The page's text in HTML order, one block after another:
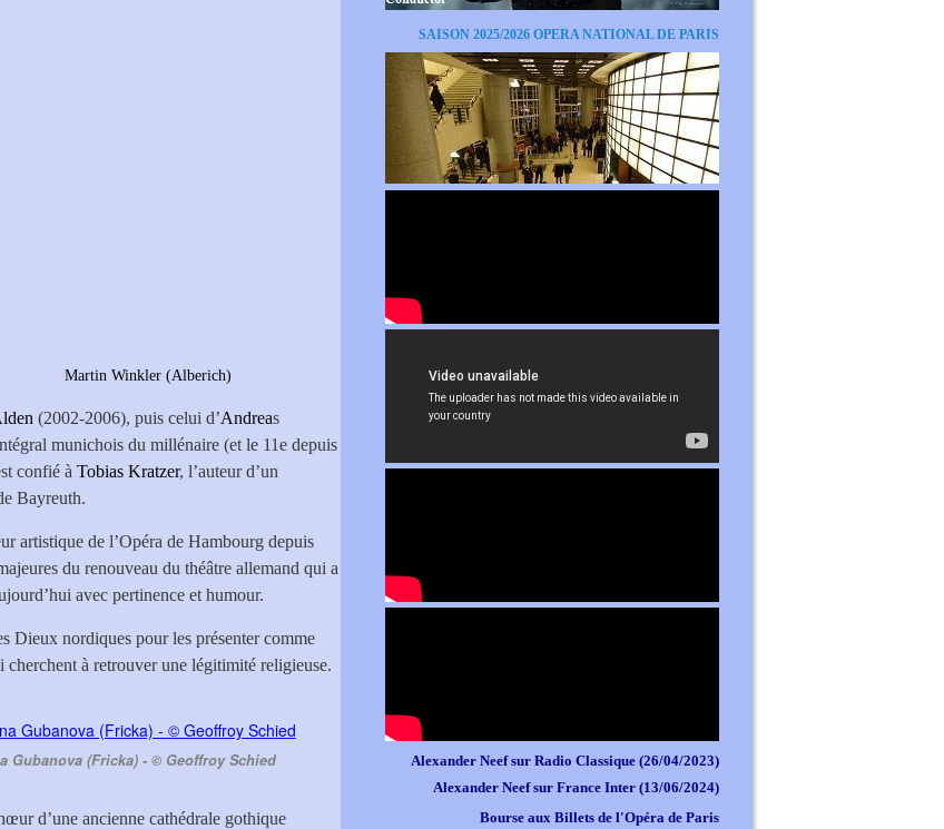
Martin Winkler (Alberich)
(2002-2006), puis celui d’Andreas
munichois du millénaire (et le 11e depuis
confié à Tobias Kratzer, l’auteur d’un
Bayreuth.
artistique de l’Opéra de Hambourg depuis
du renouveau du théâtre allemand qui a
avec pertinence et humour.
Dieux nordiques pour les présenter comme
cherchent à retrouver une légitimité religieuse.
Gubanova (Fricka) - © Geoffroy Schied
d’une ancienne cathédrale gothique
SAISON 2025/2026 OPERA NATIONAL DE PARIS
Alexander Neef sur Radio Classique (26/04/2023)
Alexander Neef sur France Inter (13/06/2024)
Bourse aux Billets de l'Opéra de Paris